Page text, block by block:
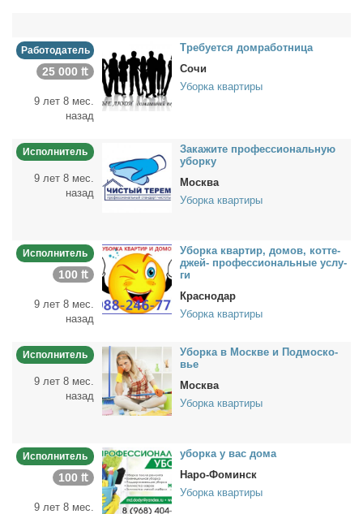
Работодатель
25 000 ₶
9 лет 8 мес.
назад
Тре­бу­ет­ся дом­ра­бот­ни­ца
Сочи
Уборка квартиры
Исполнитель
9 лет 8 мес.
назад
За­ка­жи­те про­фес­сио­наль­ную
убор­ку
Москва
Уборка квартиры
Исполнитель
100 ₶
9 лет 8 мес.
назад
Убор­ка квар­тир, до­мов, кот­те­
джей- про­фес­сио­наль­ные услу­
ги
Краснодар
Уборка квартиры
Исполнитель
9 лет 8 мес.
назад
Убор­ка в Москве и Под­мос­ко­
вье
Москва
Уборка квартиры
Исполнитель
100 ₶
9 лет 8 мес.
убор­ка у вас до­ма
Наро-Фоминск
Уборка квартиры